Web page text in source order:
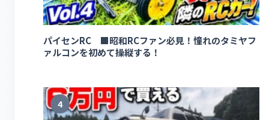
パイセンRC ■昭和RCファン必見！憧れのタミヤフ
ァルコンを初めて操縦する！
4